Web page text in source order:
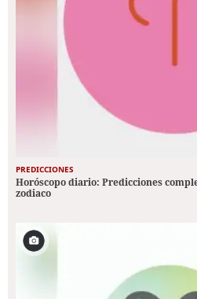
PREDICCIONES
Horóscopo diario: Predicciones
zodiaco